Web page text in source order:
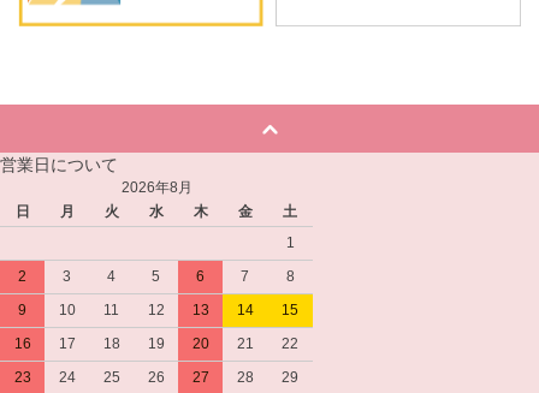
営業日について
2026年8月
日
月 火 水 木 金
土
1
2
3 4 5 6 7
8
9
10 11 12 13 14
15
16
17 18 19 20 21
22
23
24 25 26 27 28
29